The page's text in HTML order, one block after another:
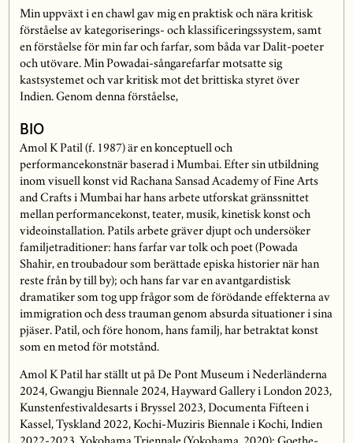
Min uppväxt i en chawl gav mig en praktisk och nära kritisk
förståelse av kategoriserings- och klassificeringssystem, samt
en förståelse för min far och farfar, som båda var Dalit-poeter
och utövare. Min Powadai-sångarefarfar motsatte sig
kastsystemet och var kritisk mot det brittiska styret över
Indien. Genom denna förståelse,
BIO
Amol K Patil (f. 1987) är en konceptuell och
performancekonstnär baserad i Mumbai. Efter sin utbildning
inom visuell konst vid Rachana Sansad Academy of Fine Arts
and Crafts i Mumbai har hans arbete utforskat gränssnittet
mellan performancekonst, teater, musik, kinetisk konst och
videoinstallation. Patils arbete gräver djupt och undersöker
familjetraditioner: hans farfar var tolk och poet (Powada
Shahir, en troubadour som berättade episka historier när han
reste från by till by); och hans far var en avantgardistisk
dramatiker som tog upp frågor som de förödande effekterna av
immigration och dess trauman genom absurda situationer i sina
pjäser. Patil, och före honom, hans familj, har betraktat konst
som en metod för motstånd.
Amol K Patil har ställt ut på De Pont Museum i Nederländerna
2024, Gwangju Biennale 2024, Hayward Gallery i London 2023,
Kunstenfestivaldesarts i Bryssel 2023, Documenta Fifteen i
Kassel, Tyskland 2022, Kochi-Muziris Biennale i Kochi, Indien